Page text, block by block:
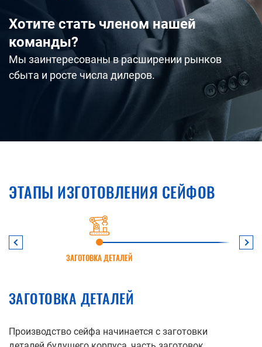
Хотите стать членом нашей
команды?
Мы заинтересованы в расширении рынков
сбыта и росте числа дилеров.
ЭТАПЫ ИЗГОТОВЛЕНИЯ СЕЙФОВ
ЗАГОТОВКА ДЕТАЛЕЙ
ЗАГОТОВКА ДЕТАЛЕЙ
Производство сейфа начинается с заготовки